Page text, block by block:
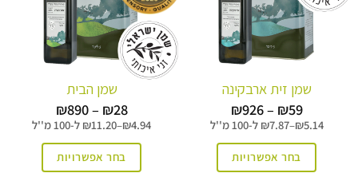
לבחור
את
האפשרויות
בעמוד
המוצר
לבחור
את
האפשרויות
בעמוד
המוצר
שמן זית ארבקינה
₪59
–
₪926
מחירים:
עד
⁦₪926⁩
₪5.14
–
₪7.87 ל-100 מ''ל
בחר אפשרויות
שמן הבית
₪28
–
₪890
מחירים:
עד
⁦₪890⁩
₪4.94
–
₪11.20 ל-100 מ''ל
בחר אפשרויות